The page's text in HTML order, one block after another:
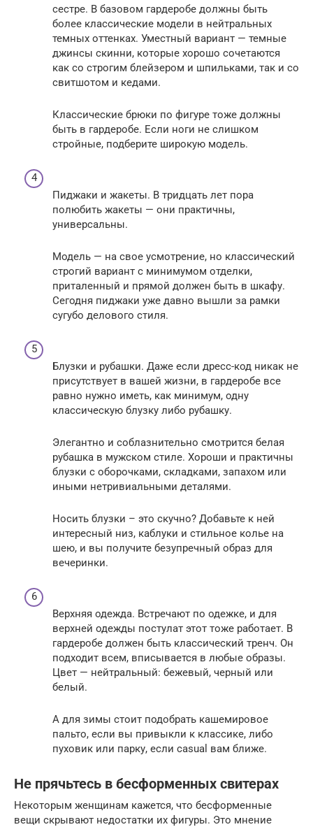
сестре. В базовом гардеробе должны быть
более классические модели в нейтральных
темных оттенках. Уместный вариант — темные
джинсы скинни, которые хорошо сочетаются
как со строгим блейзером и шпильками, так и со
свитшотом и кедами.
Классические брюки по фигуре тоже должны
быть в гардеробе. Если ноги не слишком
стройные, подберите широкую модель.
Пиджаки и жакеты. В тридцать лет пора
полюбить жакеты — они практичны,
универсальны.
Модель — на свое усмотрение, но классический
строгий вариант с минимумом отделки,
приталенный и прямой должен быть в шкафу.
Сегодня пиджаки уже давно вышли за рамки
сугубо делового стиля.
Блузки и рубашки. Даже если дресс-код никак не
присутствует в вашей жизни, в гардеробе все
равно нужно иметь, как минимум, одну
классическую блузку либо рубашку.
Элегантно и соблазнительно смотрится белая
рубашка в мужском стиле. Хороши и практичны
блузки с оборочками, складками, запахом или
иными нетривиальными деталями.
Носить блузки – это скучно? Добавьте к ней
интересный низ, каблуки и стильное колье на
шею, и вы получите безупречный образ для
вечеринки.
Верхняя одежда. Встречают по одежке, и для
верхней одежды постулат этот тоже работает. В
гардеробе должен быть классический тренч. Он
подходит всем, вписывается в любые образы.
Цвет — нейтральный: бежевый, черный или
белый.
А для зимы стоит подобрать кашемировое
пальто, если вы привыкли к классике, либо
пуховик или парку, если casual вам ближе.
Не прячьтесь в бесформенных свитерах
Некоторым женщинам кажется, что бесформенные
вещи скрывают недостатки их фигуры. Это мнение